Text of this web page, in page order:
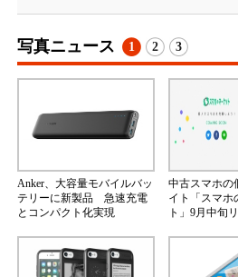
写真ニュース 1 2 3
Anker、大容量モバイルバッ
テリーに新製品 急速充電
とコンパクト化実現
中古スマホの
イト「スマホ
ト」9月中旬